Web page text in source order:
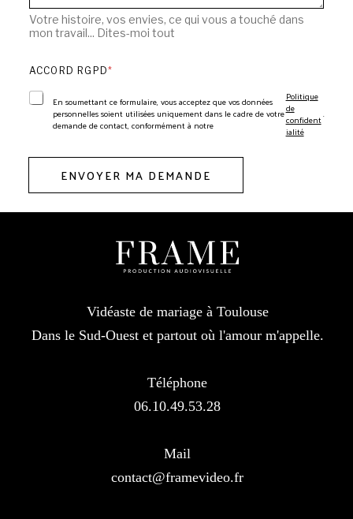
Votre histoire, vos envies, ce qui vous a touché dans
mon travail... Dites-moi tout
ACCORD RGPD*
En soumettant ce formulaire, vous acceptez que vos données
personnelles soient utilisées uniquement dans le cadre de votre
demande de contact, conformément à notre
Politique
de
confident
ialité
.
ENVOYER MA DEMANDE
Vidéaste de mariage à Toulouse
Dans le Sud-Ouest et partout où l'amour m'appelle.
Téléphone
06.10.49.53.28
Mail
contact@framevideo.fr